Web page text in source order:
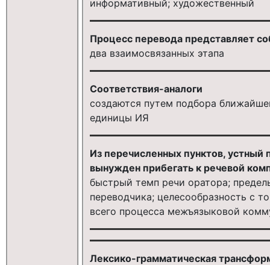
информативный; художественный
Процесс перевода представляет
два взаимосвязанных этапа
Соответствия-аналоги
создаются путем подбора
единицы ИЯ
Из перечисленных пунктов, устный
вынужден прибегать к речевой
быстрый темп речи оратора;
переводчика; целесообразность с
всего процесса межъязыковой
Лексико-грамматическая